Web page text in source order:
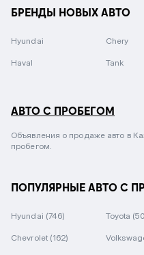
БРЕНДЫ НОВЫХ АВТО
Hyundai Chery
Haval Tank
АВТО С ПРОБЕГОМ
Объявления о продаже авто в
пробегом.
ПОПУЛЯРНЫЕ АВТО С
Hyundai (746) Toyota
Chevrolet (162)